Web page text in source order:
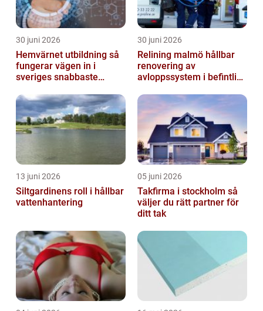
30 juni 2026
Hemvärnet utbildning så
fungerar vägen in i
sveriges snabbaste
30 juni 2026
Relining malmö hållbar
renovering av
avloppssystem i befintliga
13 juni 2026
Siltgardinens roll i hållbar
vattenhantering
05 juni 2026
Takfirma i stockholm så
väljer du rätt partner för
ditt tak